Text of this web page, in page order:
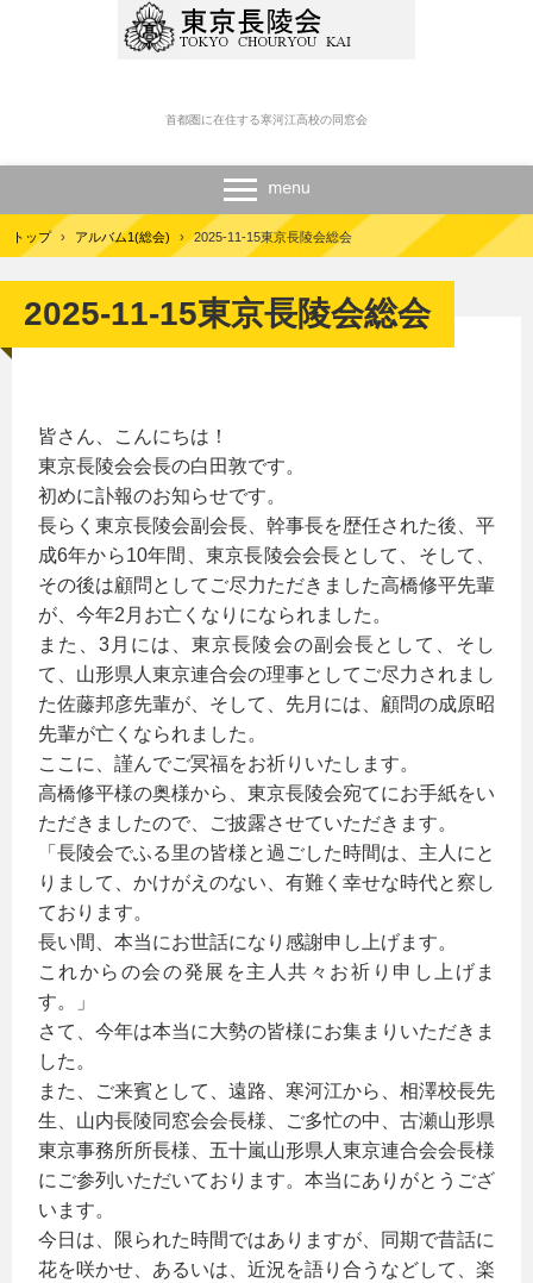
首都圏に在住する寒河江高校の同窓会
トップ › アルバム1(総会) › 2025-11-15東京長陵会総会
2025-11-15東京長陵会総会
皆さん、こんにちは！
東京長陵会会長の白田敦です。
初めに訃報のお知らせです。
長らく東京長陵会副会長、幹事長を歴任された後、平
成6年から10年間、東京長陵会会長として、そして、
その後は顧問としてご尽力ただきました高橋修平先輩
が、今年2月お亡くなりになられました。
また、3月には、東京長陵会の副会長として、そし
て、山形県人東京連合会の理事としてご尽力されまし
た佐藤邦彦先輩が、そして、先月には、顧問の成原昭
先輩が亡くなられました。
ここに、謹んでご冥福をお祈りいたします。
高橋修平様の奥様から、東京長陵会宛てにお手紙をい
ただきましたので、ご披露させていただきます。
「長陵会でふる里の皆様と過ごした時間は、主人にと
りまして、かけがえのない、有難く幸せな時代と察し
ております。
長い間、本当にお世話になり感謝申し上げます。
これからの会の発展を主人共々お祈り申し上げま
す。」
さて、今年は本当に大勢の皆様にお集まりいただきま
した。
また、ご来賓として、遠路、寒河江から、相澤校長先
生、山内長陵同窓会会長様、ご多忙の中、古瀬山形県
東京事務所所長様、五十嵐山形県人東京連合会会長様
にご参列いただいております。本当にありがとうござ
います。
今日は、限られた時間ではありますが、同期で昔話に
花を咲かせ、あるいは、近況を語り合うなどして、楽